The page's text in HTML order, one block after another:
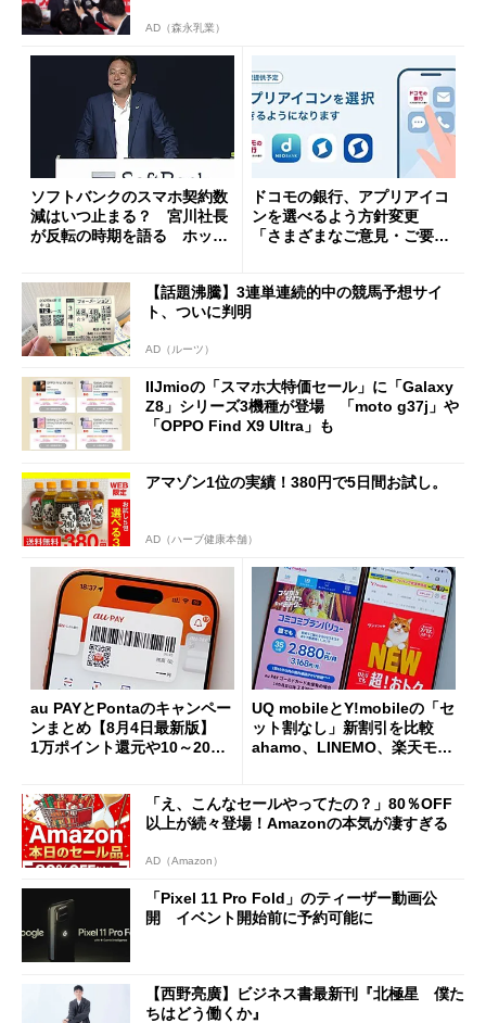
AD（森永乳業）
ソフトバンクのスマホ契約数
減はいつ止まる？ 宮川社長
が反転の時期を語る ホッピ
ドコモの銀行、アプリアイコ
ンを選べるよう方針変更
「さまざまなご意見・ご要望
【話題沸騰】3連単連続的中の競馬予想サイ
ト、ついに判明
AD（ルーツ）
IIJmioの「スマホ大特価セール」に「Galaxy
Z8」シリーズ3機種が登場 「moto g37j」や
「OPPO Find X9 Ultra」も
アマゾン1位の実績！380円で5日間お試し。
AD（ハーブ健康本舗）
au PAYとPontaのキャンペー
ンまとめ【8月4日最新版】
1万ポイント還元や10～20％
UQ mobileとY!mobileの「セ
ット割なし」新割引を比較
ahamo、LINEMO、楽天モバ
「え、こんなセールやってたの？」80％OFF
以上が続々登場！Amazonの本気が凄すぎる
AD（Amazon）
「Pixel 11 Pro Fold」のティーザー動画公
開 イベント開始前に予約可能に
【西野亮廣】ビジネス書最新刊『北極星 僕た
ちはどう働くか』